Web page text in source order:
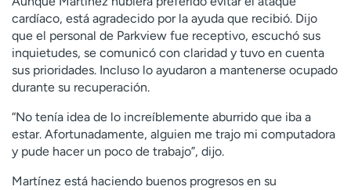
cardíaco, está agradecido por la ayuda que recibió. Dijo
que el personal de Parkview fue receptivo, escuchó sus
inquietudes, se comunicó con claridad y tuvo en cuenta
sus prioridades. Incluso lo ayudaron a mantenerse ocupado
durante su recuperación.
“No tenía idea de lo increíblemente aburrido que iba a
estar. Afortunadamente, alguien me trajo mi computadora
y pude hacer un poco de trabajo”, dijo.
Martínez está haciendo buenos progresos en su